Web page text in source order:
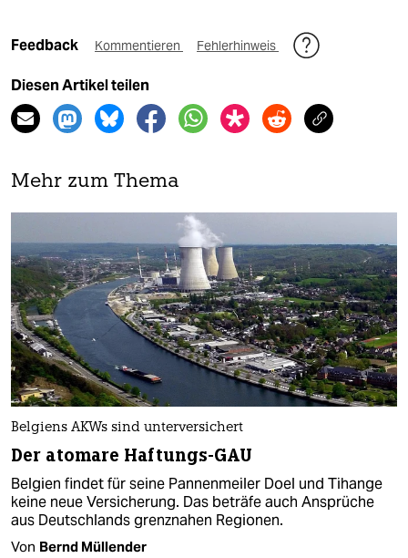
Feedback Kommentieren Fehlerhinweis
Diesen Artikel teilen
Mehr zum Thema
Belgiens AKWs sind unterversichert
Der atomare Haftungs-GAU
Belgien findet für seine Pannenmeiler Doel und Tihange
keine neue Versicherung. Das beträfe auch Ansprüche
aus Deutschlands grenznahen Regionen.
Von Bernd Müllender